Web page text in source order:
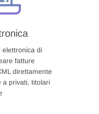
elettronica di
fatture
direttamente
a privati, titolari